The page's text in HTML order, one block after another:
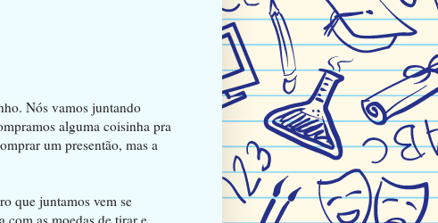
Nós vamos juntando
alguma coisinha pra
um presentão, mas a
que juntamos vem se
com as moedas de tirar e